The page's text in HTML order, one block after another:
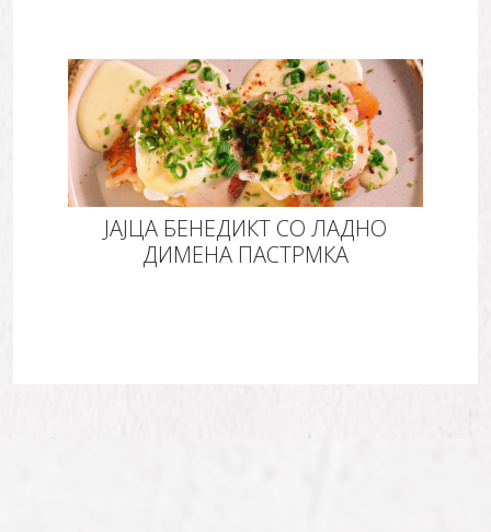
ЈАЈЦА БЕНЕДИКТ СО ЛАДНО
ДИМЕНА ПАСТРМКА